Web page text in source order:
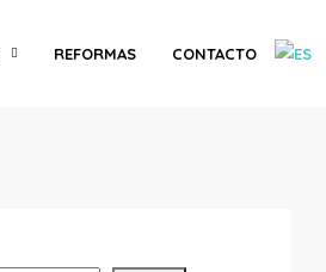
REFORMAS CONTACTO